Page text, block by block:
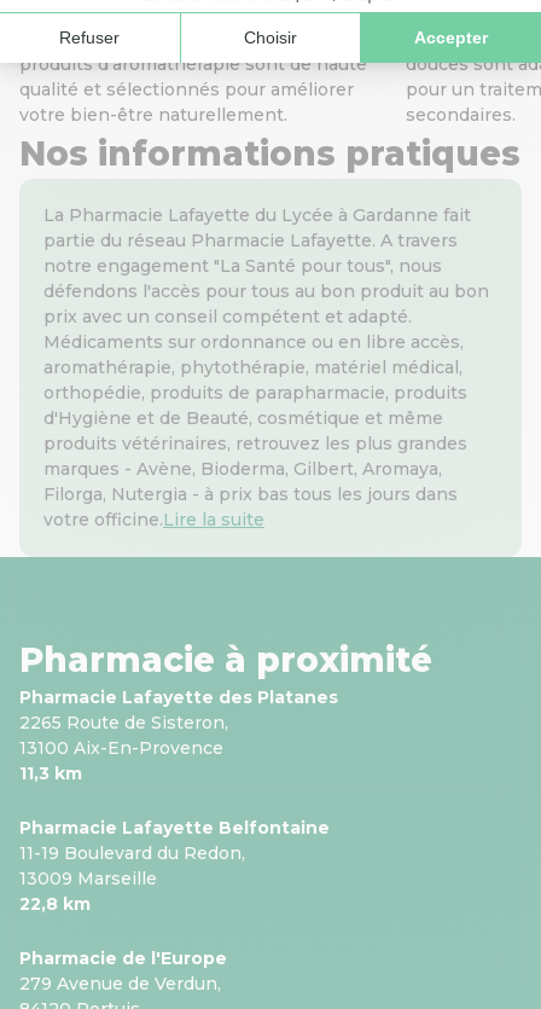
essentielles pour soulager stress,
fatigue ou douleurs musculaires. Nos
produits d'aromathérapie sont de haute
qualité et sélectionnés pour améliorer
votre bien-être naturellement.
naturellement
digestifs ou
douces sont
pour un
secondaires.
Nos informations pratiques
La Pharmacie Lafayette du Lycée à Gardanne fait
partie du réseau Pharmacie Lafayette. A travers
notre engagement "La Santé pour tous", nous
défendons l'accès pour tous au bon produit au bon
prix avec un conseil compétent et adapté.
Médicaments sur ordonnance ou en libre accès,
aromathérapie, phytothérapie, matériel médical,
orthopédie, produits de parapharmacie, produits
d'Hygiène et de Beauté, cosmétique et même
produits vétérinaires, retrouvez les plus grandes
marques - Avène, Bioderma, Gilbert, Aromaya,
Filorga, Nutergia - à prix bas tous les jours dans
votre officine.Lire la suite
Pharmacie à proximité
Pharmacie Lafayette des Platanes
2265 Route de Sisteron,
13100 Aix-En-Provence
11,3 km
Pharmacie Lafayette Belfontaine
11-19 Boulevard du Redon,
13009 Marseille
22,8 km
Pharmacie de l'Europe
279 Avenue de Verdun,